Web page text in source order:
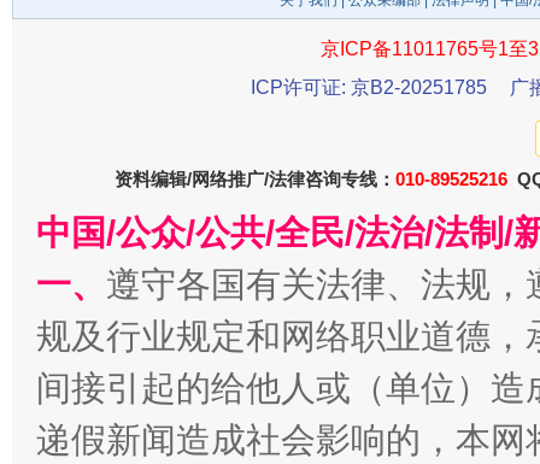
京ICP备11011765号1至
ICP许可证: 京B2-20251785
广
资料编辑/网络推广/法律咨询专线： 010-89525216
中国/公众/公共/全民/法治/法制/
一、 遵守各国有关法律、法规
规及行业规定和网络职业道德
间接引起的给他人或（单位）
递假新闻造成社会影响的，本